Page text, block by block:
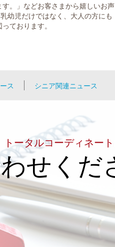
。」などお客さまから嬉しいお声
幼児だけではなく、大人の方にも
ております。
ス シニア関連ニュース
ータルコーディネート
せくだ